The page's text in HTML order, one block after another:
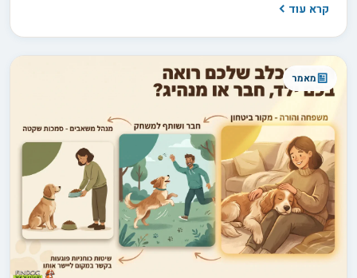
הפומסקי, אנו חושפים גזע שהוא סתגלן באותה מידה שהוא מלא
קרא עוד
מאמר